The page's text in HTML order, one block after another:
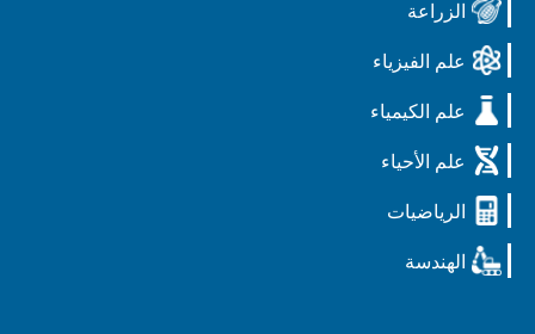
الزراعة
علم الفيزياء
علم الكيمياء
علم الأحياء
الرياضيات
الهندسة